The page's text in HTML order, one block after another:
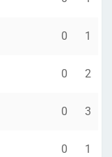
0 1
0 2
0 3
0 1